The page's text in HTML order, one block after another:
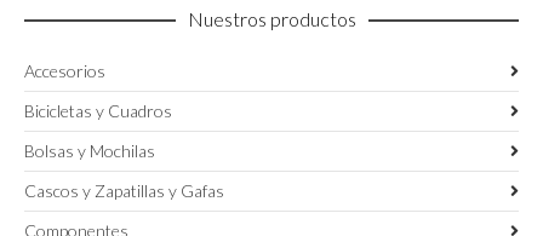
Nuestros productos
Accesorios
Bicicletas y Cuadros
Bolsas y Mochilas
Cascos y Zapatillas y Gafas
Componentes